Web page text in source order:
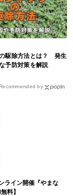
駆除方法とは？ 発生
予防対策を解説
by
ライン開催『やまな
料】